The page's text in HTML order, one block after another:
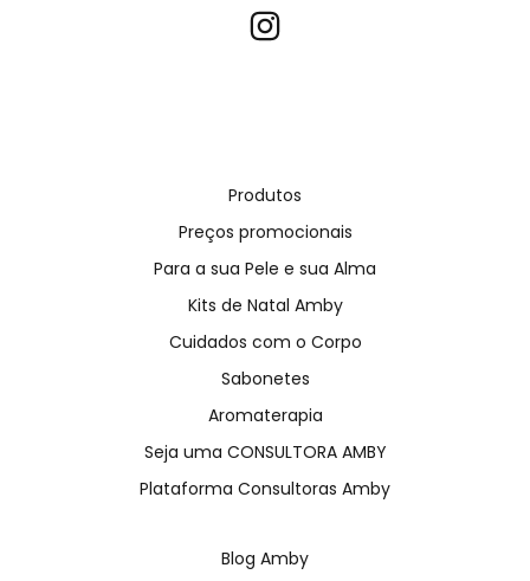
Produtos
Preços promocionais
Para a sua Pele e sua Alma
Kits de Natal Amby
Cuidados com o Corpo
Sabonetes
Aromaterapia
Seja uma CONSULTORA AMBY
Plataforma Consultoras Amby
Blog Amby